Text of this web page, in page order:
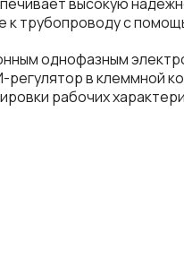
к трубопроводу с
однофазным
в клеммной
рабочих